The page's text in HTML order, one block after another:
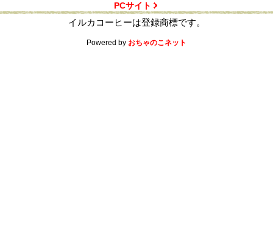
PCサイト
イルカコーヒーは登録商標です。
Powered by おちゃのこネット